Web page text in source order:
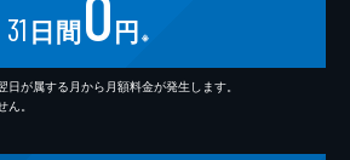
31 日間 円 ※
が属する月から月額料金が発生します。
。